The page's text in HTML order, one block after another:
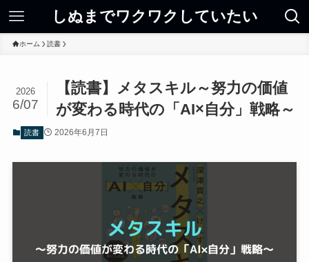
しぬまでワクワクしていたい
ホーム 読書
【読書】メタスキル～努力の価値
が変わる時代の「AI×自分」戦略～
2026
6/07
読書 2026年6月7日